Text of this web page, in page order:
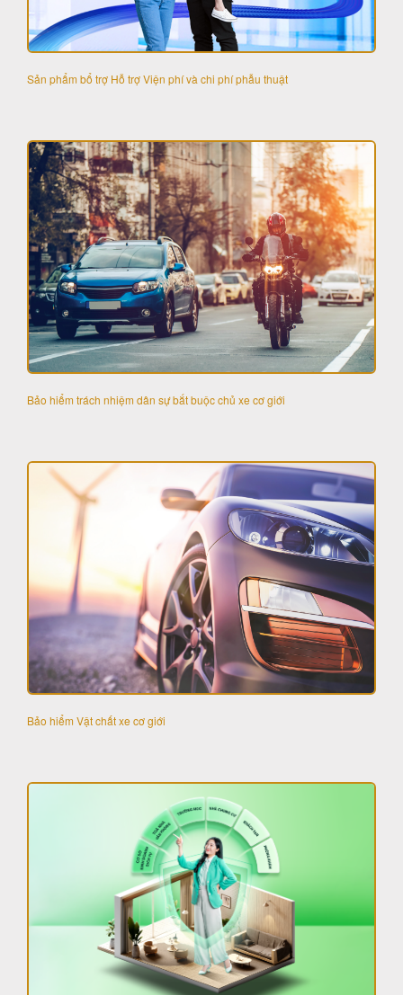
Sản phẩm bổ trợ Hỗ trợ Viện phí và chi phí phẫu thuật
Bảo hiểm trách nhiệm dân sự bắt buộc chủ xe cơ giới
Bảo hiểm Vật chất xe cơ giới